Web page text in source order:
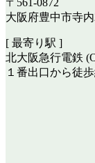
大阪府豊中市寺
[ 最寄り駅 ]
北大阪急行電鉄
１番出口から徒